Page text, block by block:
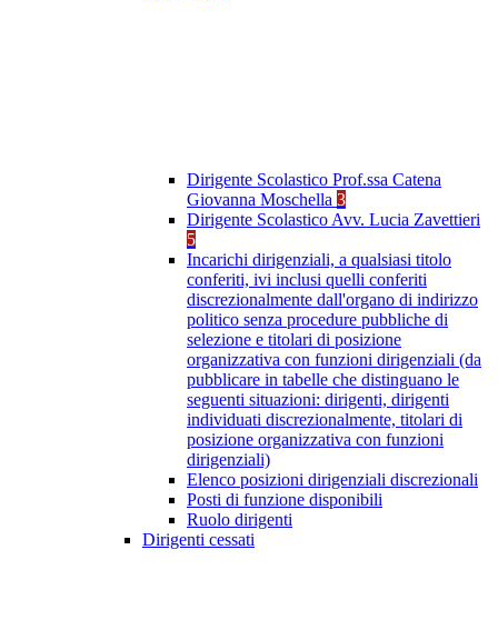
Dirigente Scolastico Prof.ssa Catena
Giovanna Moschella 3
Dirigente Scolastico Avv. Lucia Zavettieri
5
Incarichi dirigenziali, a qualsiasi titolo
conferiti, ivi inclusi quelli conferiti
discrezionalmente dall'organo di indirizzo
politico senza procedure pubbliche di
selezione e titolari di posizione
organizzativa con funzioni dirigenziali (da
pubblicare in tabelle che distinguano le
seguenti situazioni: dirigenti, dirigenti
individuati discrezionalmente, titolari di
posizione organizzativa con funzioni
dirigenziali)
Elenco posizioni dirigenziali discrezionali
Posti di funzione disponibili
Ruolo dirigenti
Dirigenti cessati